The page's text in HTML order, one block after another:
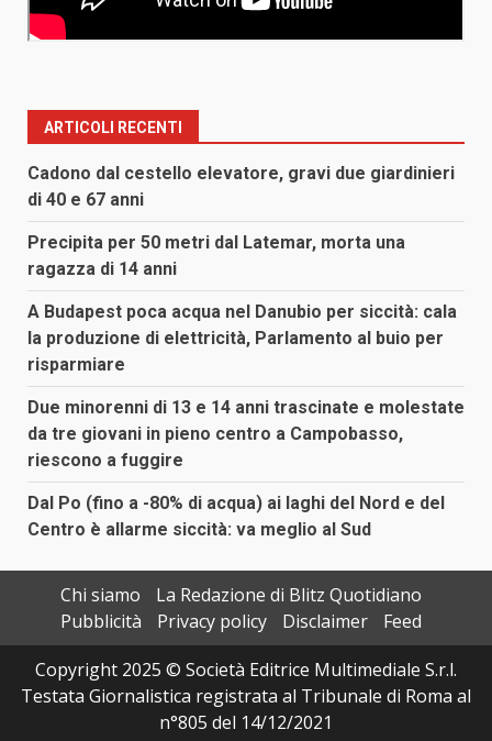
ARTICOLI RECENTI
Cadono dal cestello elevatore, gravi due giardinieri
di 40 e 67 anni
Precipita per 50 metri dal Latemar, morta una
ragazza di 14 anni
A Budapest poca acqua nel Danubio per siccità: cala
la produzione di elettricità, Parlamento al buio per
risparmiare
Due minorenni di 13 e 14 anni trascinate e molestate
da tre giovani in pieno centro a Campobasso,
riescono a fuggire
Dal Po (fino a -80% di acqua) ai laghi del Nord e del
Centro è allarme siccità: va meglio al Sud
Chi siamo
La Redazione di Blitz Quotidiano
Pubblicità
Privacy policy Disclaimer
Feed
Copyright 2025 © Società Editrice Multimediale S.r.l.
Testata Giornalistica registrata al Tribunale di Roma al
n°805 del 14/12/2021